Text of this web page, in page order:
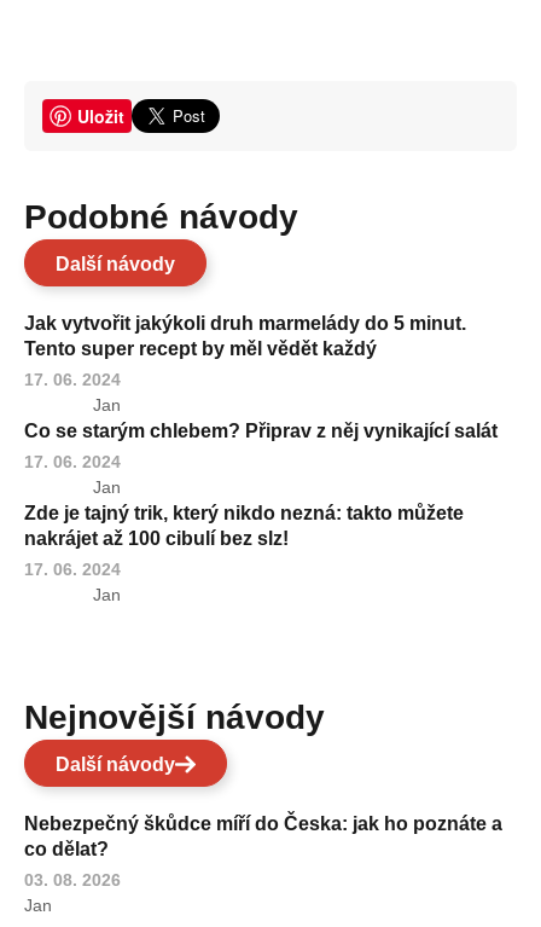
Uložit
Podobné návody
Další návody
Jak vytvořit jakýkoli druh marmelády do 5 minut.
Tento super recept by měl vědět každý
17. 06. 2024
Jan
Co se starým chlebem? Připrav z něj vynikající salát
17. 06. 2024
Jan
Zde je tajný trik, který nikdo nezná: takto můžete
nakrájet až 100 cibulí bez slz!
17. 06. 2024
Jan
Nejnovější návody
Další návody
Nebezpečný škůdce míří do Česka: jak ho poznáte a
co dělat?
03. 08. 2026
Jan